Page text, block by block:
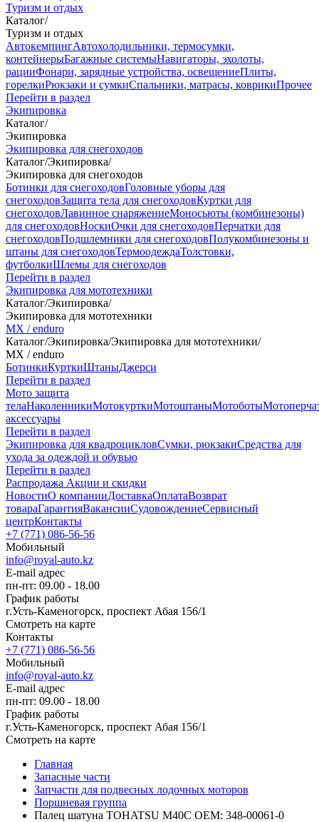
Туризм и отдых
Каталог/
Туризм и отдых
АвтокемпингАвтохолодильники, термосумки,
контейнерыБагажные системыНавигаторы, эхолоты,
рацииФонари, зарядные устройства, освещениеПлиты,
горелкиРюкзаки и сумкиСпальники, матрасы, коврикиПрочее
Перейти в раздел
Экипировка
Каталог/
Экипировка
Экипировка для снегоходов
Каталог/Экипировка/
Экипировка для снегоходов
Ботинки для снегоходовГоловные уборы для
снегоходовЗащита тела для снегоходовКуртки для
снегоходовЛавинное снаряжениеМоносьюты (комбинезоны)
для снегоходовНоскиОчки для снегоходовПерчатки для
снегоходовПодшлемники для снегоходовПолукомбинезоны и
штаны для снегоходовТермоодеждаТолстовки,
футболкиШлемы для снегоходов
Перейти в раздел
Экипировка для мототехники
Каталог/Экипировка/
Экипировка для мототехники
MX / enduro
Каталог/Экипировка/Экипировка для мототехники/
MX / enduro
БотинкиКурткиШтаныДжерси
Перейти в раздел
Мото защита
телаНаколенникиМотокурткиМотоштаныМотоботы
аксессуары
Перейти в раздел
Экипировка для квадроцикловСумки, рюкзакиСредства для
ухода за одеждой и обувью
Перейти в раздел
Распродажа Акции и скидки
НовостиО компанииДоставкаОплатаВозврат
товараГарантияВакансииСудовождениеСервисный
центрКонтакты
+7 (771) 086-56-56
Мобильный
info@royal-auto.kz
E-mail адрес
пн-пт: 09.00 - 18.00
График работы
г.Усть-Каменогорск, проспект Абая 156/1
Смотреть на карте
Контакты
+7 (771) 086-56-56
Мобильный
info@royal-auto.kz
E-mail адрес
пн-пт: 09.00 - 18.00
График работы
г.Усть-Каменогорск, проспект Абая 156/1
Смотреть на карте
Главная
Запасные части
Запчасти для подвесных лодочных моторов
Поршневая группа
Палец шатуна TOHATSU M40C OEM: 348-00061-0